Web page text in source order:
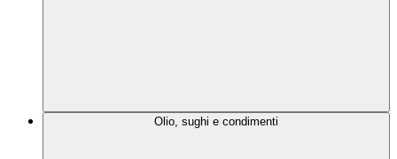
Olio, sughi e condimenti